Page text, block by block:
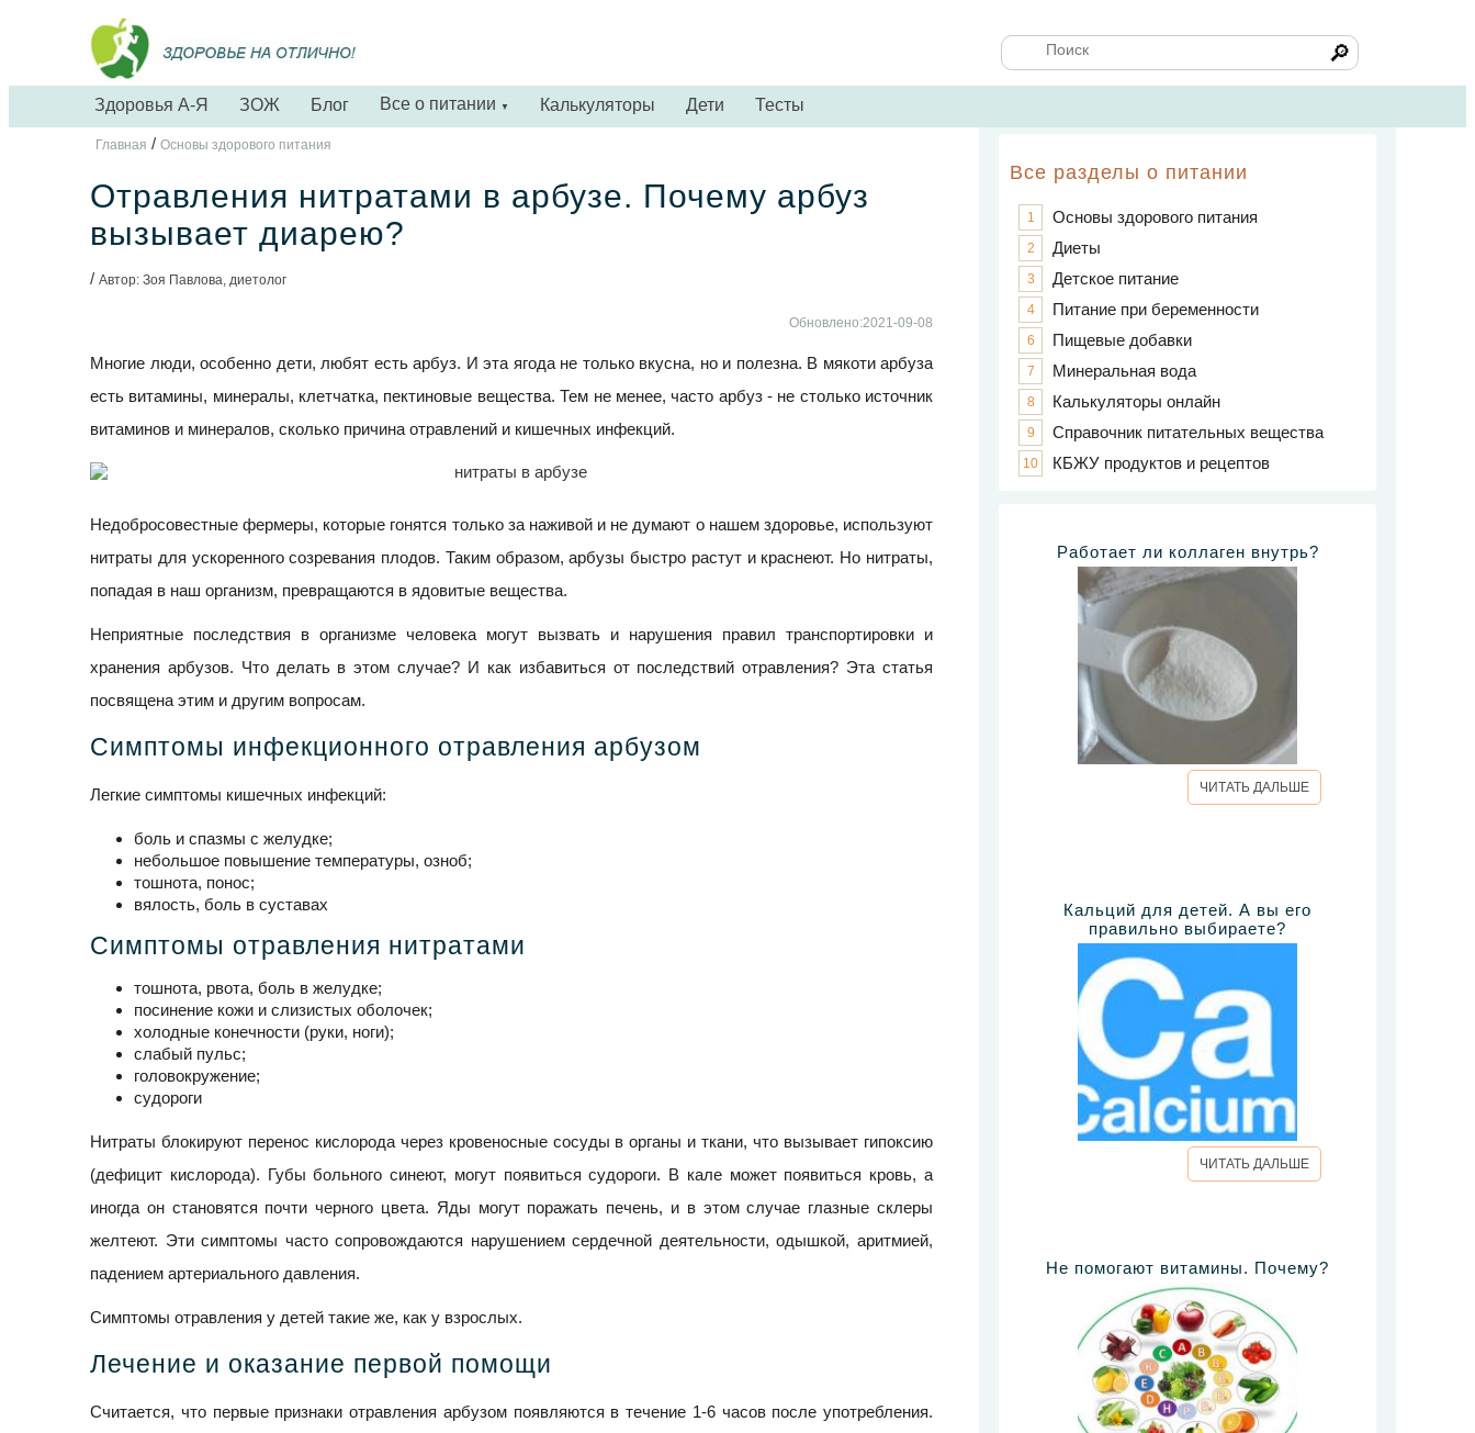
🔎
Здоровья А-Я ЗОЖ Блог Все о питании ▼ Калькуляторы Дети Тесты
Главная / Основы здорового питания
Отравления нитратами в арбузе. Почему арбуз
вызывает диарею?
/ Автор: Зоя Павлова, диетолог
Обновлено:2021-09-08
Многие люди, особенно дети, любят есть арбуз. И эта ягода не только вкусна, но и полезна. В мякоти арбуза
есть витамины, минералы, клетчатка, пектиновые вещества. Тем не менее, часто арбуз - не столько источник
витаминов и минералов, сколько причина отравлений и кишечных инфекций.
Недобросовестные фермеры, которые гонятся только за наживой и не думают о нашем здоровье, используют
нитраты для ускоренного созревания плодов. Таким образом, арбузы быстро растут и краснеют. Но нитраты,
попадая в наш организм, превращаются в ядовитые вещества.
Неприятные последствия в организме человека могут вызвать и нарушения правил транспортировки и
хранения арбузов. Что делать в этом случае? И как избавиться от последствий отравления? Эта статья
посвящена этим и другим вопросам.
Симптомы инфекционного отравления арбузом
Легкие симптомы кишечных инфекций:
боль и спазмы с желудке;
небольшое повышение температуры, озноб;
тошнота, понос;
вялость, боль в суставах
Симптомы отравления нитратами
тошнота, рвота, боль в желудке;
посинение кожи и слизистых оболочек;
холодные конечности (руки, ноги);
слабый пульс;
головокружение;
cудороги
Нитраты блокируют перенос кислорода через кровеносные сосуды в органы и ткани, что вызывает гипоксию
(дефицит кислорода). Губы больного синеют, могут появиться судороги. В кале может появиться кровь, а
иногда он становятся почти черного цвета. Яды могут поражать печень, и в этом случае глазные склеры
желтеют. Эти симптомы часто сопровождаются нарушением сердечной деятельности, одышкой, аритмией,
падением артериального давления.
Симптомы отравления у детей такие же, как у взрослых.
Лечение и оказание первой помощи
Считается, что первые признаки отравления арбузом появляются в течение 1-6 часов после употребления.
Все разделы о питании
1 Основы здорового питания
2 Диеты
3 Детское питание
4 Питание при беременности
6 Пищевые добавки
7 Минеральная вода
8 Калькуляторы онлайн
9 Справочник питательных вещества
10 КБЖУ продуктов и рецептов
Работает ли коллаген внутрь?
ЧИТАТЬ ДАЛЬШЕ
Кальций для детей. А вы его
правильно выбираете?
ЧИТАТЬ ДАЛЬШЕ
Не помогают витамины. Почему?